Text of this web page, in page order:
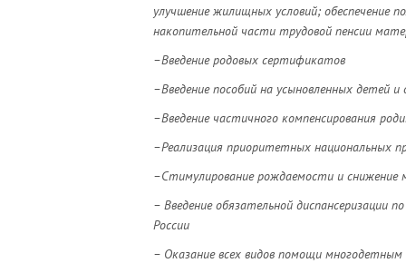
улучшение жилищных условий; обеспечение
накопительной части трудовой пенсии
–Введение родовых сертификатов
–Введение пособий на усыновленных детей и
–Введение частичного компенсирования
–Реализация приоритетных национальных
–Стимулирование рождаемости и снижение
– Введение обязательной диспансеризации
России
– Оказание всех видов помощи